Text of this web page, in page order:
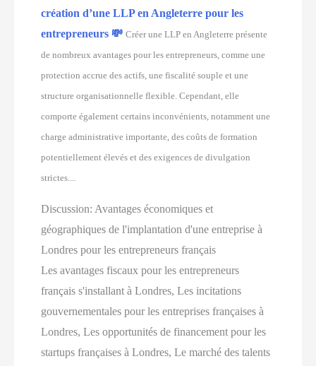
création d’une LLP en Angleterre pour les
entrepreneurs 💸 Créer une LLP en Angleterre présente
de nombreux avantages pour les entrepreneurs, comme une
protection accrue des actifs, une fiscalité souple et une
structure organisationnelle flexible. Cependant, elle
comporte également certains inconvénients, notamment une
charge administrative importante, des coûts de formation
potentiellement élevés et des exigences de divulgation
strictes....
Discussion: Avantages économiques et
géographiques de l'implantation d'une entreprise à
Londres pour les entrepreneurs français
Les avantages fiscaux pour les entrepreneurs
français s'installant à Londres, Les incitations
gouvernementales pour les entreprises françaises à
Londres, Les opportunités de financement pour les
startups françaises à Londres, Le marché des talents